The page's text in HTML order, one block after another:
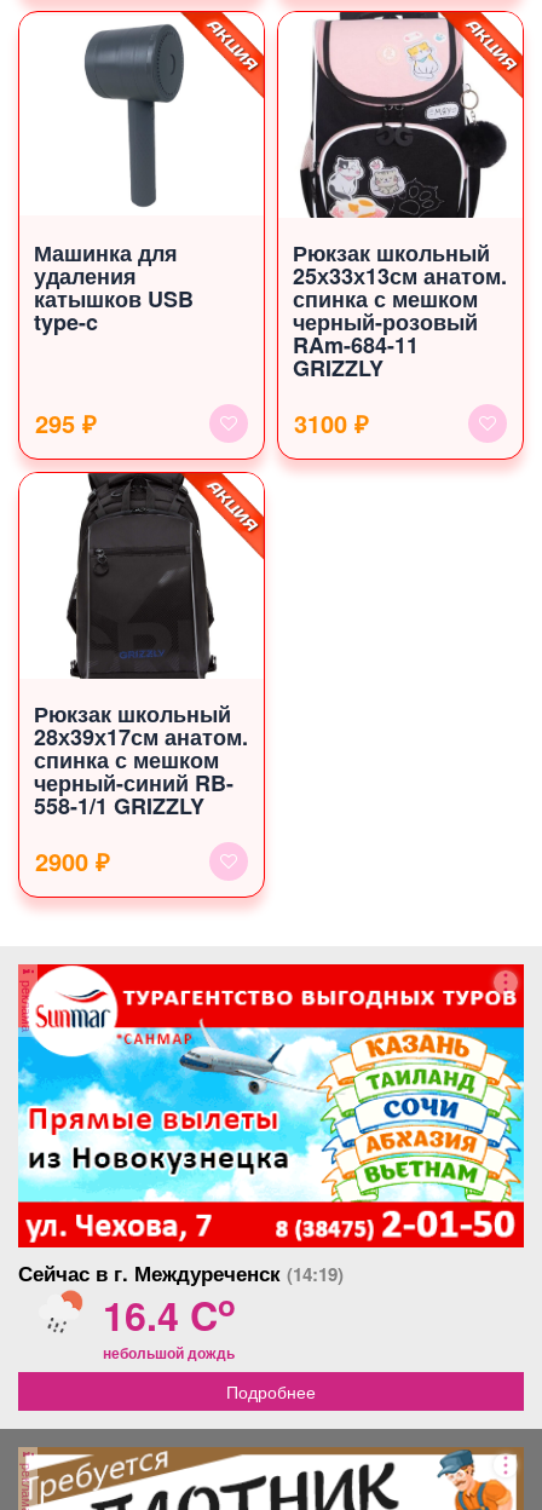
Машинка для
удаления
катышков USB
type-c
295 ₽
Рюкзак школьный
25х33х13см анатом.
спинка с мешком
черный-розовый
RAm-684-11
GRIZZLY
3100 ₽
Рюкзак школьный
28х39х17см анатом.
спинка с мешком
черный-синий RB-
558-1/1 GRIZZLY
2900 ₽
реклама
Сейчас в г. Междуреченск (14:19)
16.4 Co
небольшой дождь
Подробнее
реклама